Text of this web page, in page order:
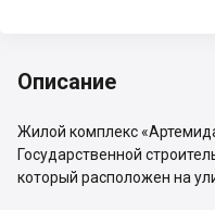
Описание
Жилой комплекс
Государственной
который расположен на